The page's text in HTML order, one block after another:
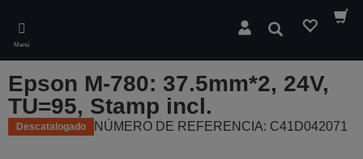
main
content
Menú
Buscar
Epson M-780: 37.5mm*2, 24V,
TU=95, Stamp incl.
Descatalogado NÚMERO DE REFERENCIA: C41D042071